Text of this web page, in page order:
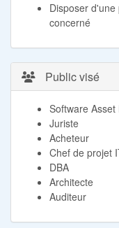
Disposer
concerné
Public visé
Software
Juriste
Acheteur
Chef de projet
DBA
Architecte
Auditeur